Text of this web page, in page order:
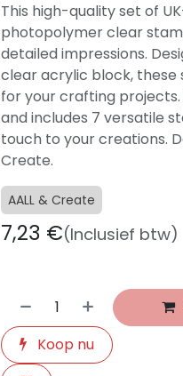
This high-quality set of
photopolymer clear
detailed impressions.
clear acrylic block,
for your crafting projects.
and includes 7 versatile
touch to your creations.
Create.
AALL & Create
7,23 €(Inclusief btw)
Koop nu